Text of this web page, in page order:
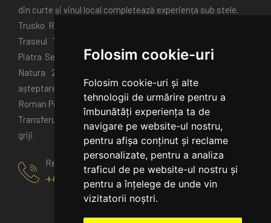
Folosim cookie-uri
Folosim cookie-uri și alte
tehnologii de urmărire pentru a
îmbunătăți experiența ta de
navigare pe website-ul nostru,
pentru afișa conținut și reclame
personalizate, pentru a analiza
traficul de pe website-ul nostru și
pentru a înțelege de unde vin
vizitatorii noștri.
din curte și vinul local completează experiența sub stele.
Trusko Resort este și poarta spre aventură: drumeții pe
Traseul Triunghiului Albastru, escalade, plimbări până la
Piatra Secuiului și Colții Trăscăului, toate în aria protejată
Natura 2000. Vizitează și satul Rimetea (pe lista de
așteptare UNESCO), Salina Turda, Cheile Turzii sau Castrul
Roman Potaissa.
Transferul de la aeroport e disponibil pentru o călătorie fără
griji.
Rezervare
+40770125000